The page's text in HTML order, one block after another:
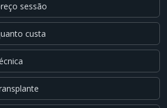
sessão
custa